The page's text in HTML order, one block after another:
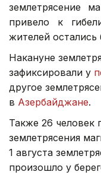
землетрясение
привело к
жителей остались
Накануне
зафиксировали у
другое
в Азербайджане.
Также 26 человек
землетрясения
1 августа
произошло у